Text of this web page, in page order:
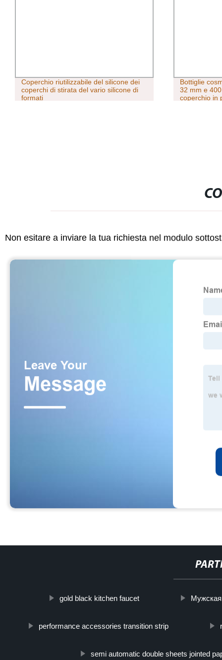
Coperchio riutilizzabile del silicone dei
coperchi di stirata del vario silicone di
formati
Bottiglie
32 mm e
coperchio in
Non esitare a inviare la tua richiesta nel modulo
gold black kitchen faucet
performance accessories transition strip
semi automatic double sheets jointed